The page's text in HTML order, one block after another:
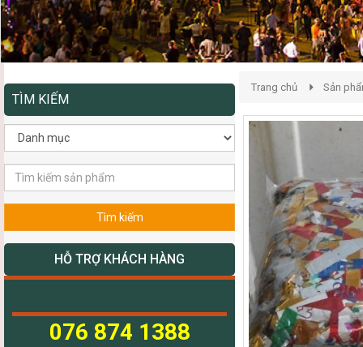
TÌM KIẾM
Tìm kiếm
HỖ TRỢ KHÁCH HÀNG
076 874 1388
Trang chủ Sản